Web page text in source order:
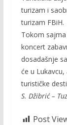
turizam i
turizam FBiH.
Tokom sajma
koncert
dosadašnje
će u
turističke
S. Džibrić –
Post